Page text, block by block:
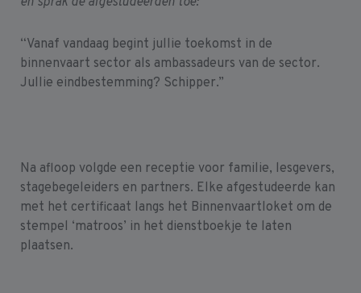
“Vanaf vandaag begint jullie toekomst in de
binnenvaart sector als ambassadeurs van de sector.
Jullie eindbestemming? Schipper.”
Na afloop volgde een receptie voor familie, lesgevers,
stagebegeleiders en partners. Elke afgestudeerde kan
met het certificaat langs het Binnenvaartloket om de
stempel ‘matroos’ in het dienstboekje te laten
plaatsen.